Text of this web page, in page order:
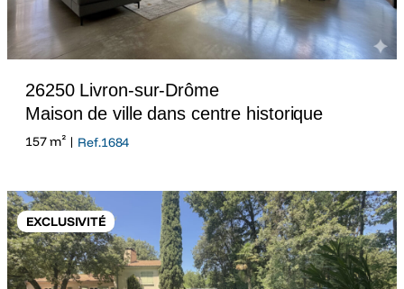
26250 Livron-sur-Drôme
Maison de ville dans centre historique
157 m² | Ref.1684
EXCLUSIVITÉ